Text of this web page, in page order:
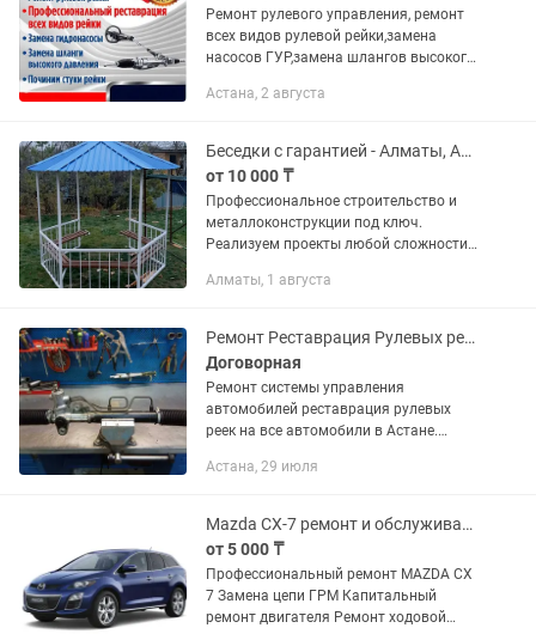
Ремонт рулевого управления, ремонт
всех видов рулевой рейки,замена
насосов ГУР,замена шлангов высокого
бесплатно, гарантия на работу!!
Астана, 2 августа
Беседки с гарантией - Алматы, Алматинская область
от 10 000 ₸
Профессиональное строительство и
металлоконструкции под ключ.
Реализуем проекты любой сложности
Мы предлагаем комплексный подход:
Алматы, 1 августа
Ремонт Реставрация Рулевых реек
Договорная
Ремонт системы управления
автомобилей реставрация рулевых
реек на все автомобили в Астане.
стуки тяжесть руля. Ремонт рулевых
от...
Астана, 29 июля
Mazda CX-7 ремонт и обслуживание с гарантией.
от 5 000 ₸
Профессиональный ремонт MAZDA CX
7 Замена цепи ГРМ Капитальный
ремонт двигателя Ремонт ходовой